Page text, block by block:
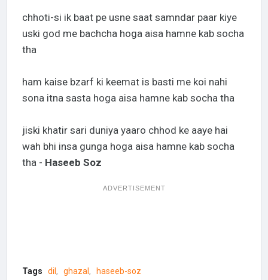
chhoti-si ik baat pe usne saat samndar paar kiye
uski god me bachcha hoga aisa hamne kab socha
tha
ham kaise bzarf ki keemat is basti me koi nahi
sona itna sasta hoga aisa hamne kab socha tha
jiski khatir sari duniya yaaro chhod ke aaye hai
wah bhi insa gunga hoga aisa hamne kab socha
tha - Haseeb Soz
ADVERTISEMENT
Tags dil ghazal haseeb-soz